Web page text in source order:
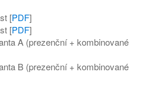
[PDF]
[PDF]
A (prezenční + kombinované
B (prezenční + kombinované